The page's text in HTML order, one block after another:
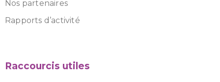
Nos partenaires
Rapports d’activité
Raccourcis utiles